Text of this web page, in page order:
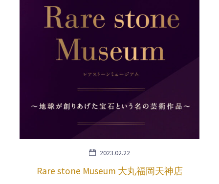
2023.02.22
Rare stone Museum 大丸福岡天神店